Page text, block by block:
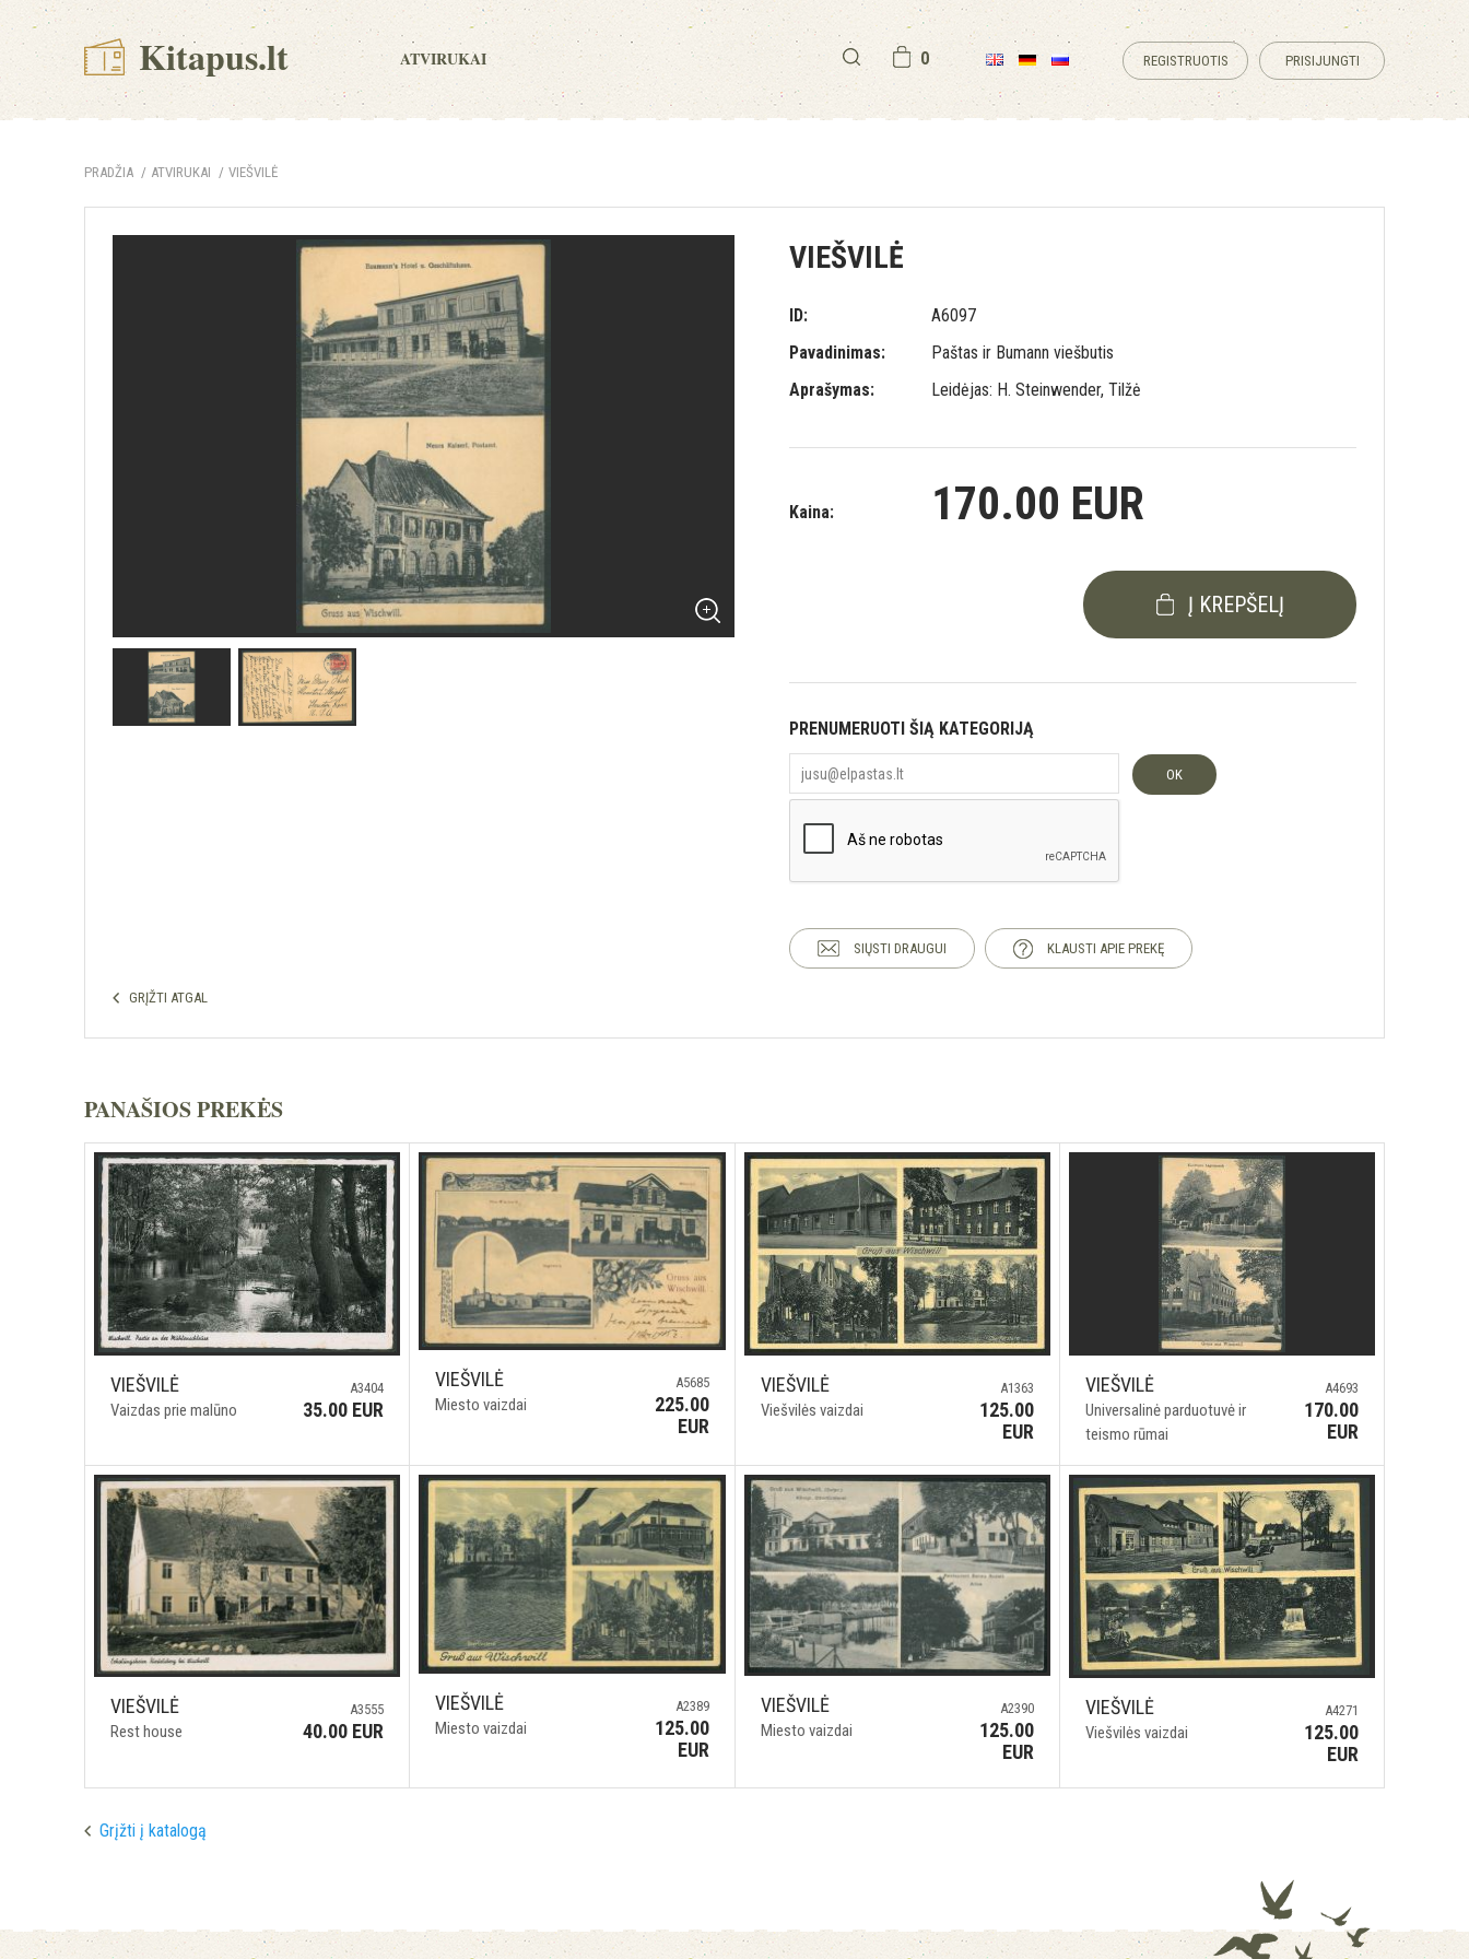
Kitapus.lt ATVIRUKAI 0 REGISTRUOTIS PRISIJUNGTI
PRADŽIA ATVIRUKAI VIEŠVILĖ
VIEŠVILĖ
ID:
A6097
Pavadinimas:
Paštas ir Bumann viešbutis
Aprašymas:
Leidėjas: H. Steinwender, Tilžė
Kaina: 170.00 EUR
Į KREPŠELĮ
PRENUMERUOTI ŠIĄ KATEGORIJĄ
OK
SIŲSTI DRAUGUI KLAUSTI APIE PREKĘ
GRĮŽTI ATGAL
PANAŠIOS PREKĖS
VIEŠVILĖ
Vaizdas prie malūno
A3404
35.00 EUR
VIEŠVILĖ
Miesto vaizdai
A5685
225.00
EUR
VIEŠVILĖ
Viešvilės vaizdai
A1363
125.00
EUR
VIEŠVILĖ
Universalinė parduotuvė ir
teismo rūmai
A4693
170.00
EUR
VIEŠVILĖ
Rest house
A3555
40.00 EUR
VIEŠVILĖ
Miesto vaizdai
A2389
125.00
EUR
VIEŠVILĖ
Miesto vaizdai
A2390
125.00
EUR
VIEŠVILĖ
Viešvilės vaizdai
A4271
125.00
EUR
Grįžti į katalogą